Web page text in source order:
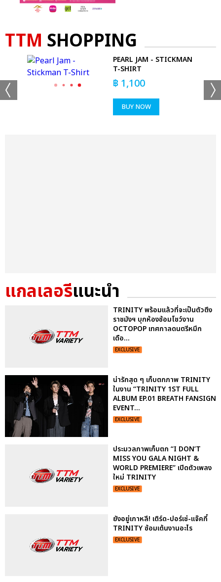
TTM SHOPPING
PEARL JAM - STICKMAN
T-SHIRT
฿ 1,100
BUY NOW
แกลเลอรีแนะนำ
TRINITY พร้อมแล้วที่จะเป็นตัวตึง
ราชมังฯ บุกห้องซ้อมโชว์งาน
OCTOPOP เทศกาลดนตรีหมึก
เดือ...
EXCLUSIVE
น่ารักสุด ๆ เก็บตกภาพ TRINITY
ในงาน “TRINITY 1ST FULL
ALBUM EP.01 BREATH FANSIGN
EVENT...
EXCLUSIVE
ประมวลภาพเก็บตก “I DON’T
MISS YOU GALA NIGHT &
WORLD PREMIERE” เปิดตัวเพลง
ใหม่ TRINITY
EXCLUSIVE
ยังอยู่เกาหลี! เติร์ด-ปอร์เช่-แจ๊คกี้
TRINITY ซ้อมเต้นงานอะไร
EXCLUSIVE